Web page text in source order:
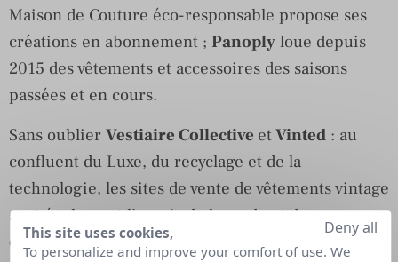
Maison de Couture éco-responsable propose ses
créations en abonnement ; Panoply loue depuis
2015 des vêtements et accessoires des saisons
passées et en cours.
Sans oublier Vestiaire Collective etVinted : au
confluent du Luxe, du recyclage et de la
technologie, les sites de vente de vêtements vintage
sont également l’avenir de la mode et de sa
consommation circulaire
This site uses cookies,
To personalize and improve your comfort of use. We
Deny all